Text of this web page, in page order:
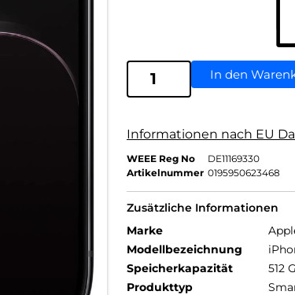
In den
Informationen nach EU
WEEE Reg No
DE11169330
Artikelnummer 0195950623468
Zusätzliche Informationen
Marke
Modellbezeichnung
Speicherkapazität
512
Produkttyp